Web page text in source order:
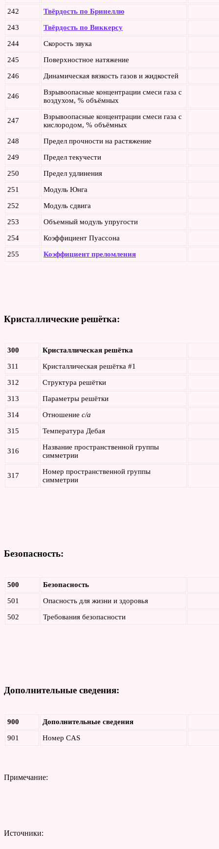
242 Твёрдость по Бринеллю
243 Твёрдость по Виккерсу
244 Скорость звука
245 Поверхностное натяжение
246 Динамическая вязкость газов и жидкостей
246
Взрывоопасные концентрации смеси газа с
воздухом, % объёмных
247
Взрывоопасные концентрации смеси газа с
кислородом, % объёмных
248 Предел прочности на растяжение
249 Предел текучести
250 Предел удлинения
251 Модуль Юнга
252 Модуль сдвига
253 Объемный модуль упругости
254 Коэффициент Пуассона
255 Коэффициент преломления
Кристаллические решётка:
300 Кристаллическая решётка
311 Кристаллическая решётка #1
312 Структура решётки
313 Параметры решётки
314 Отношение c/a
315 Температура Дебая
316
Название пространственной группы
симметрии
317
Номер пространственной группы
симметрии
Безопасность:
500 Безопасность
501 Опасность для жизни и здоровья
502 Требования безопасности
Дополнительные сведения:
900 Дополнительные сведения
901 Номер CAS
Примечание:
Источники: